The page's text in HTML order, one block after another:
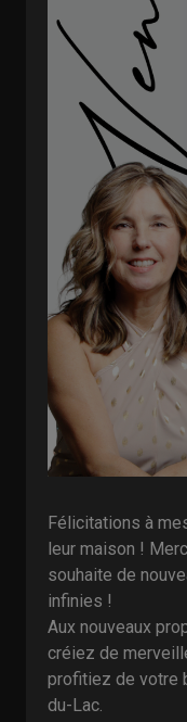
Félicitations à
leur maison !
souhaite de
infinies !
Aux nouveaux
créiez de
profitiez de votre
du-Lac.